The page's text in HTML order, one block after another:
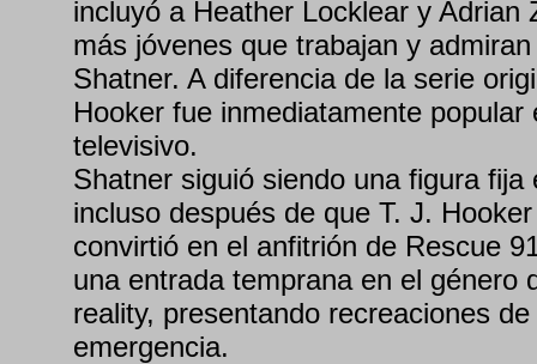
incluyó a Heather Locklear y Adrian
más jóvenes que trabajan y
Shatner. A diferencia de la serie
Hooker fue inmediatamente popular
televisivo.
Shatner siguió siendo una figura fija
incluso después de que T. J.
convirtió en el anfitrión de Rescue
una entrada temprana en el género
reality, presentando recreaciones
emergencia.